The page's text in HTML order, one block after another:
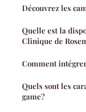
Découvrez les
Quelle est la
Clinique de
Comment
Quels sont les
game?